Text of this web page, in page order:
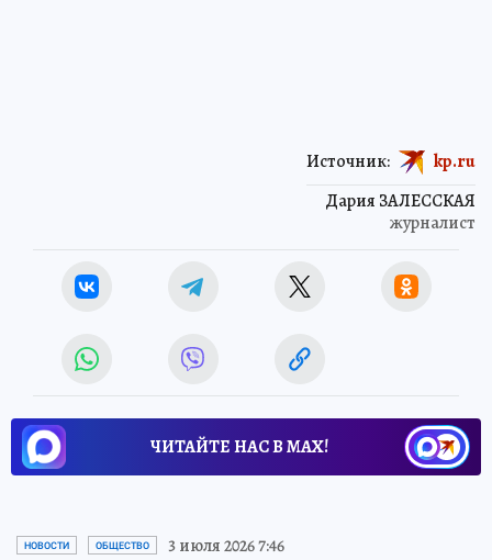
Дария ЗАЛЕССКАЯ
журналист
Источник: kp.ru
ЧИТАЙТЕ НАС В МАХ!
НОВОСТИ ОБЩЕСТВО 3 июля 2026 7:46